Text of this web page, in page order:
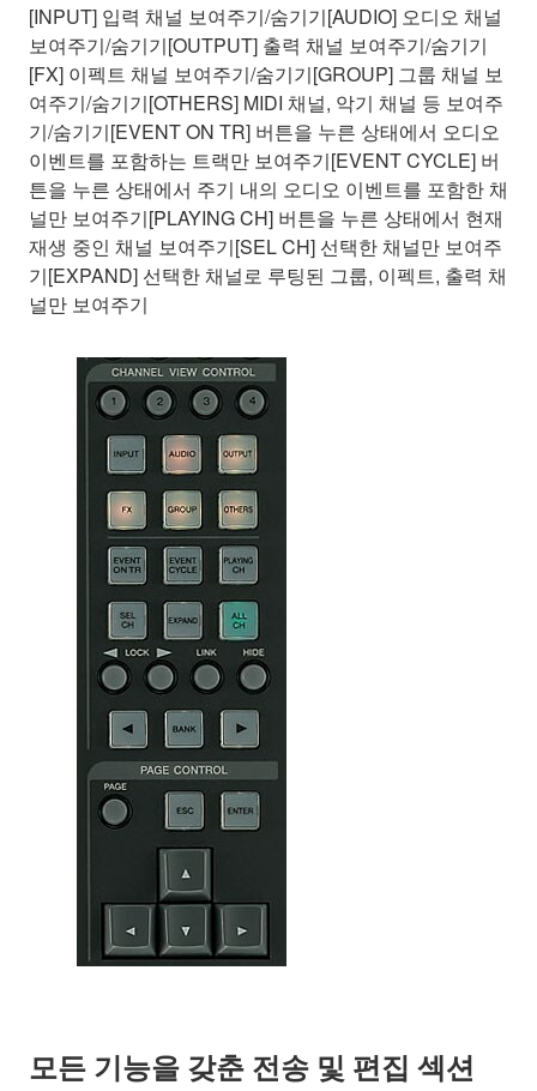
[INPUT] 입력 채널 보여주기/숨기기[AUDIO] 오디오 채널
보여주기/숨기기[OUTPUT] 출력 채널 보여주기/숨기기
[FX] 이펙트 채널 보여주기/숨기기[GROUP] 그룹 채널 보
여주기/숨기기[OTHERS] MIDI 채널, 악기 채널 등 보여주
기/숨기기[EVENT ON TR] 버튼을 누른 상태에서 오디오
이벤트를 포함하는 트랙만 보여주기[EVENT CYCLE] 버
튼을 누른 상태에서 주기 내의 오디오 이벤트를 포함한 채
널만 보여주기[PLAYING CH] 버튼을 누른 상태에서 현재
재생 중인 채널 보여주기[SEL CH] 선택한 채널만 보여주
기[EXPAND] 선택한 채널로 루팅된 그룹, 이펙트, 출력 채
널만 보여주기
모든 기능을 갖춘 전송 및 편집 섹션